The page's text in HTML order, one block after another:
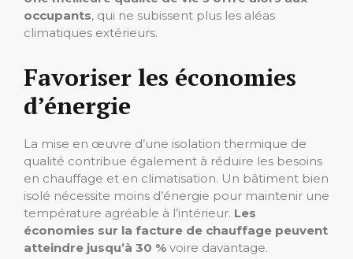
occupants, qui ne subissent plus les aléas
climatiques extérieurs.
Favoriser les économies
d’énergie
La mise en œuvre d’une isolation thermique de
qualité contribue également à réduire les besoins
en chauffage et en climatisation. Un bâtiment bien
isolé nécessite moins d’énergie pour maintenir une
température agréable à l’intérieur. Les
économies sur la facture de chauffage peuvent
atteindre jusqu’à 30 % voire davantage.